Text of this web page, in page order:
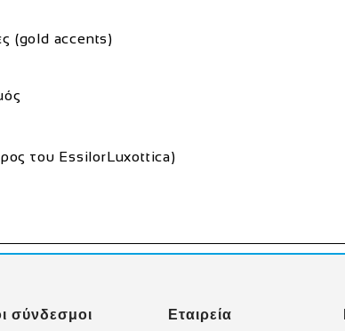
(gold accents)
του EssilorLuxottica)
σύνδεσμοι Εταιρεία